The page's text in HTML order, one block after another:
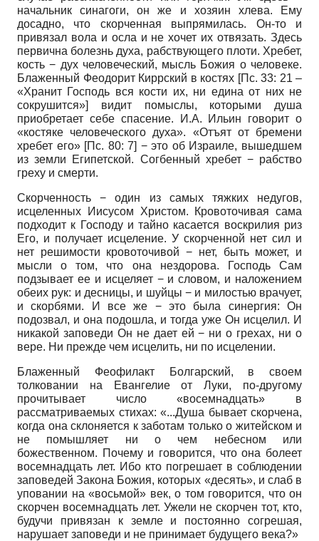
начальник синагоги, он же и хозяин хлева. Ему
досадно, что скорченная выпрямилась. Он-то и
привязал вола и осла и не хочет их отвязать. Здесь
первична болезнь духа, рабствующего плоти. Хребет,
кость − дух человеческий, мысль Божия о человеке.
Блаженный Феодорит Киррский в костях [Пс. 33: 21 –
«Хранит Господь вся кости их, ни едина от них не
сокрушится»] видит помыслы, которыми душа
приобретает себе спасение. И.А. Ильин говорит о
«костяке человеческого духа». «Отъят от бремени
хребет его» [Пс. 80: 7] − это об Израиле, вышедшем
из земли Египетской. Согбенный хребет − рабство
греху и смерти.
Скорченность − один из самых тяжких недугов,
исцеленных Иисусом Христом. Кровоточивая сама
подходит к Господу и тайно касается воскрилия риз
Его, и получает исцеление. У скорченной нет сил и
нет решимости кровоточивой − нет, быть может, и
мысли о том, что она нездорова. Господь Сам
подзывает ее и исцеляет − и словом, и наложением
обеих рук: и десницы, и шуйцы − и милостью врачует,
и скорбями. И все же − это была синергия: Он
подозвал, и она подошла, и тогда уже Он исцелил. И
никакой заповеди Он не дает ей − ни о грехах, ни о
вере. Ни прежде чем исцелить, ни по исцелении.
Блаженный Феофилакт Болгарский, в своем
толковании на Евангелие от Луки, по-другому
прочитывает число «восемнадцать» в
рассматриваемых стихах: «...Душа бывает скорчена,
когда она склоняется к заботам только о житейском и
не помышляет ни о чем небесном или
божественном. Почему и говорится, что она болеет
восемнадцать лет. Ибо кто погрешает в соблюдении
заповедей Закона Божия, которых «десять», и слаб в
уповании на «восьмой» век, о том говорится, что он
скорчен восемнадцать лет. Ужели не скорчен тот, кто,
будучи привязан к земле и постоянно согрешая,
нарушает заповеди и не принимает будущего века?»